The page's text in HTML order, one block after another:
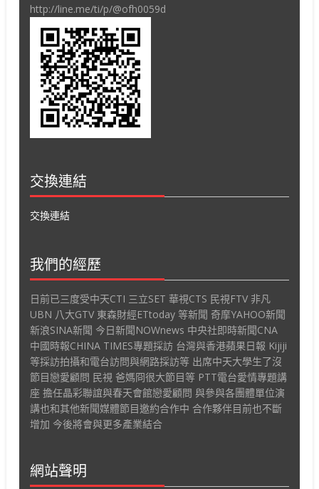
http://line.me/ti/p/@ofh0059d
交換連結
交換連結
我們的經歷
日前已三度受中天CTI 三立SET 華視CTS 民視FTV 非凡
UBN 八大GTV 東森財經ETtoday 等新聞 奇摩YAHOO新聞
新浪SINA新聞 今日新聞NOWnews 中央社即時新聞CNA
中國時報CHINA TIMES專題採訪 台灣與香港蘋果日報 Kijiji
等採訪拍攝和電台訪問與網路採訪等 出席中天大學生了沒
節目戀愛顧問 民視 爸媽冏很大節目等 PTT電台愛情專題講
座 擔任晶彩聯誼與春天會館戀愛顧問 與參與各團體單位演
講也和其他新聞媒體節目邀約合作中 合作夥伴目前也不斷
增加 今後將會與更多產業結合
網站聲明